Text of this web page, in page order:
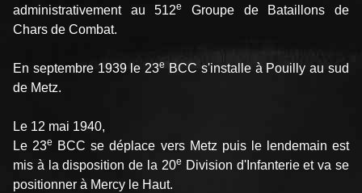
administrativement au 512e
Groupe de Bataillons de
Chars de Combat.
En septembre 1939 le 23e BCC s'installe à Pouilly au sud
de Metz.
Le 12 mai 1940,
Le 23e
BCC se déplace vers Metz puis le lendemain est
mis à la disposition de la 20e Division d'Infanterie et va se
positionner à Mercy le Haut.